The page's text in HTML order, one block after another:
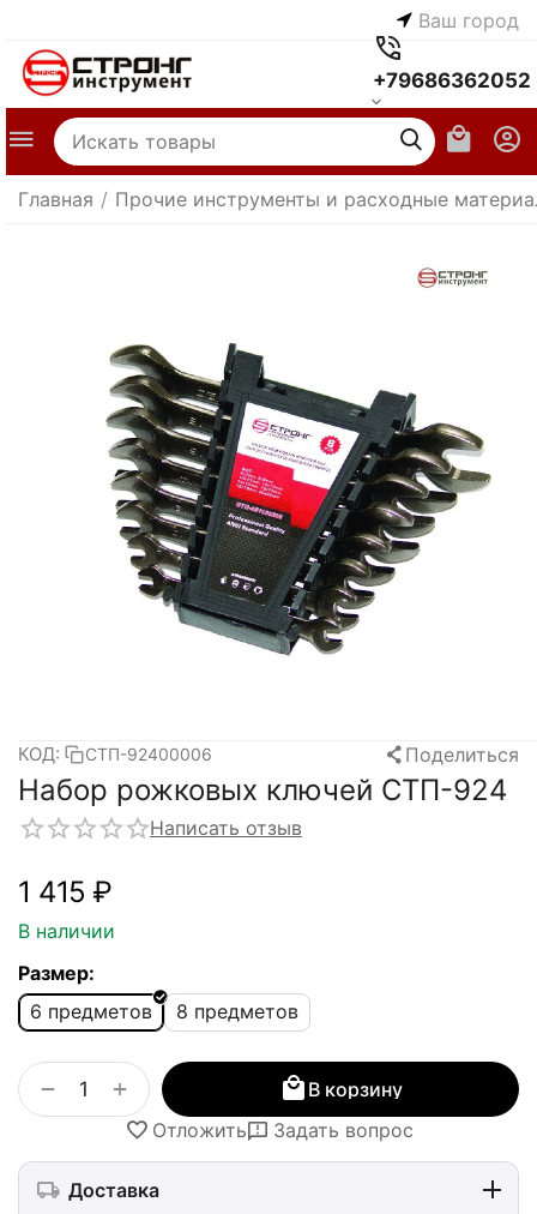
Ваш город
+79686362052
Главная / Прочие инструменты и расходные
КОД: СТП-92400006 Поделиться
Набор рожковых ключей СТП-924
Написать отзыв
1 415 ₽
В наличии
Размер:
6 предметов
8 предметов
+
−
В корзину
Отложить
Задать вопрос
Доставка